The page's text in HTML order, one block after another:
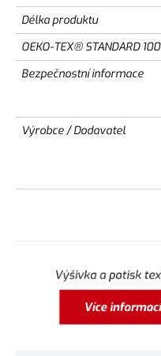
Délka produktu
OEKO-TEX® STANDARD 100
Bezpečnostní informace
Výrobce / Dodavatel